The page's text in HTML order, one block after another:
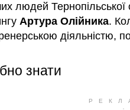
людей Тернопільської
Артура Олійника.
діяльністю,
знати